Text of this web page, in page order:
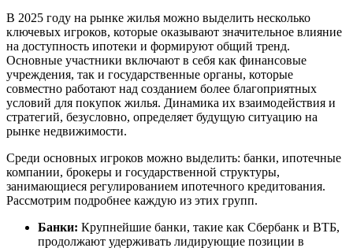
В 2025 году на рынке жилья можно выделить несколько
ключевых игроков, которые оказывают значительное влияние
на доступность ипотеки и формируют общий тренд.
Основные участники включают в себя как финансовые
учреждения, так и государственные органы, которые
совместно работают над созданием более благоприятных
условий для покупок жилья. Динамика их взаимодействия и
стратегий, безусловно, определяет будущую ситуацию на
рынке недвижимости.
Среди основных игроков можно выделить: банки, ипотечные
компании, брокеры и государственной структуры,
занимающиеся регулированием ипотечного кредитования.
Рассмотрим подробнее каждую из этих групп.
Банки: Крупнейшие банки, такие как Сбербанк и ВТБ,
продолжают удерживать лидирующие позиции в